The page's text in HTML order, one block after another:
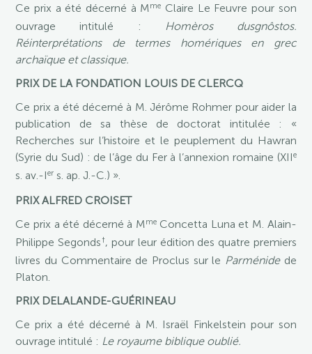
Ce prix a été décerné à Mme Claire Le Feuvre pour son
ouvrage intitulé : Homèros dusgnôstos.
Réinterprétations de termes homériques en grec
archaïque et classique.
PRIX DE LA FONDATION LOUIS DE CLERCQ
Ce prix a été décerné à M. Jérôme Rohmer pour aider la
publication de sa thèse de doctorat intitulée : «
Recherches sur l’histoire et le peuplement du Hawran
(Syrie du Sud) : de l’âge du Fer à l’annexion romaine (XIIe
s. av.-Ier s. ap. J.-C.) ».
PRIX ALFRED CROISET
Ce prix a été décerné à MmeConcetta Luna et M. Alain-
Philippe Segonds †, pour leur édition des quatre premiers
livres du Commentaire de Proclus sur le Parménidede
Platon.
PRIX DELALANDE-GUÉRINEAU
Ce prix a été décerné à M. Israël Finkelstein pour son
ouvrage intitulé : Le royaume biblique oublié.